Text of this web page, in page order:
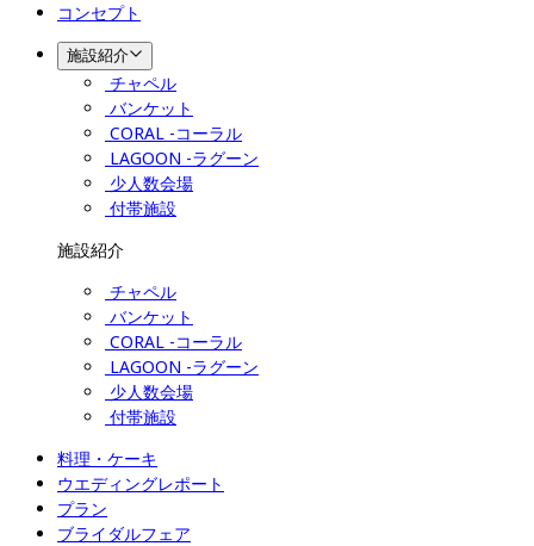
コンセプト
施設紹介
チャペル
バンケット
CORAL -コーラル
LAGOON -ラグーン
少人数会場
付帯施設
施設紹介
チャペル
バンケット
CORAL -コーラル
LAGOON -ラグーン
少人数会場
付帯施設
料理・ケーキ
ウエディングレポート
プラン
ブライダルフェア